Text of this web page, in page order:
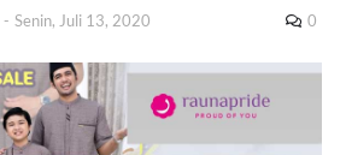
- Senin, Juli 13, 2020 0